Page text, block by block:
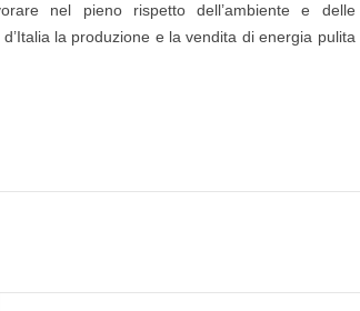
nel pieno rispetto dell’ambiente e delle
la produzione e la vendita di energia pulita